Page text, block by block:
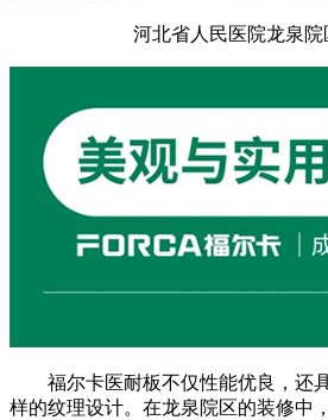
河北省人民医院龙泉院
福尔卡医耐板不仅性能优良，还
样的纹理设计。在龙泉院区的装修中